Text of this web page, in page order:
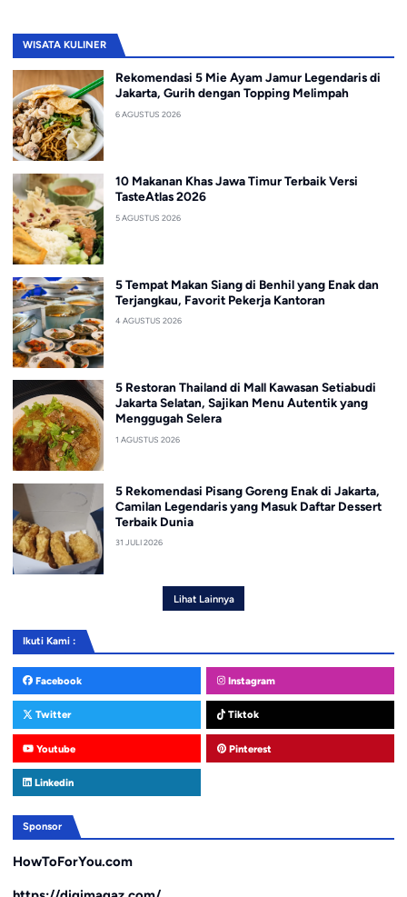
WISATA KULINER
Rekomendasi 5 Mie Ayam Jamur Legendaris di
Jakarta, Gurih dengan Topping Melimpah
6 AGUSTUS 2026
10 Makanan Khas Jawa Timur Terbaik Versi
TasteAtlas 2026
5 AGUSTUS 2026
5 Tempat Makan Siang di Benhil yang Enak dan
Terjangkau, Favorit Pekerja Kantoran
4 AGUSTUS 2026
5 Restoran Thailand di Mall Kawasan Setiabudi
Jakarta Selatan, Sajikan Menu Autentik yang
Menggugah Selera
1 AGUSTUS 2026
5 Rekomendasi Pisang Goreng Enak di Jakarta,
Camilan Legendaris yang Masuk Daftar Dessert
Terbaik Dunia
31 JULI 2026
Lihat Lainnya
Ikuti Kami :
Facebook Instagram
Twitter Tiktok
Youtube Pinterest
Linkedin
Sponsor
HowToForYou.com